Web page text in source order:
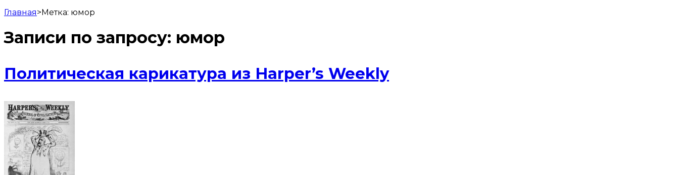
Главная>Метка: юмор
Записи по запросу: юмор
Политическая карикатура из Harper’s Weekly